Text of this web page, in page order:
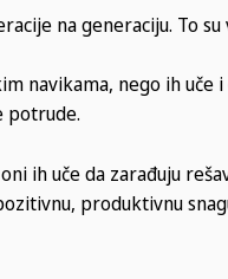
na generaciju. To
navikama, nego ih
potrude.
ih uče da zarađuju
produktivnu